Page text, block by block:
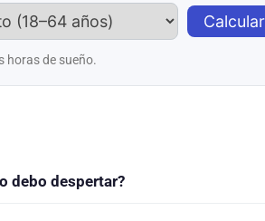
Calcular
horas de sueño.
debo despertar?